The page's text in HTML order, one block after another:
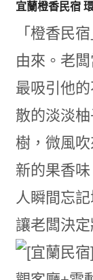
宜蘭橙香民宿
「橙香民
由來。老
最吸引他
散的淡淡
樹，微風
新的果香
人瞬間忘
讓老闆決